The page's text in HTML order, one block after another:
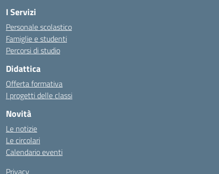
I Servizi
Personale scolastico
Famiglie e studenti
Percorsi di studio
Didattica
Offerta formativa
I progetti delle classi
Novità
Le notizie
Le circolari
Calendario eventi
Privacy